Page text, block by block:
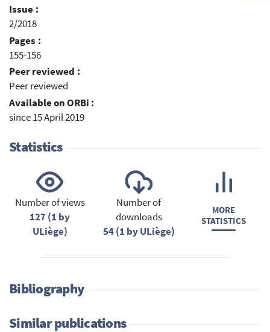
Issue :
2/2018
Pages :
155-156
Peer reviewed :
Peer reviewed
Available on ORBi :
since 15 April 2019
Statistics
Number of views
127 (1 by
ULiège)
Number of
downloads
54 (1 by ULiège)
MORE
STATISTICS
Bibliography
Similar publications